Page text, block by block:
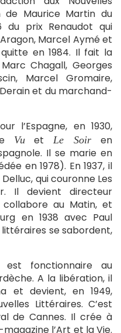
de Maurice Martin du
du prix Renaudot qui
Marcel Aymé et
en 1984. Il fait la
Chagall, Georges
Marcel Gromaire,
et du marchand-
l’Espagne, en 1930,
VuetLe Soir en
Il se marie en
en 1978). En 1937, il
qui couronne Les
Il devient directeur
collabore au Matin, et
en 1938 avec Paul
littéraires se sabordent,
fonctionnaire au
A la libération, il
et devient, en 1949,
Littéraires. C’est
de Cannes. Il crée à
l’Art et la Vie.